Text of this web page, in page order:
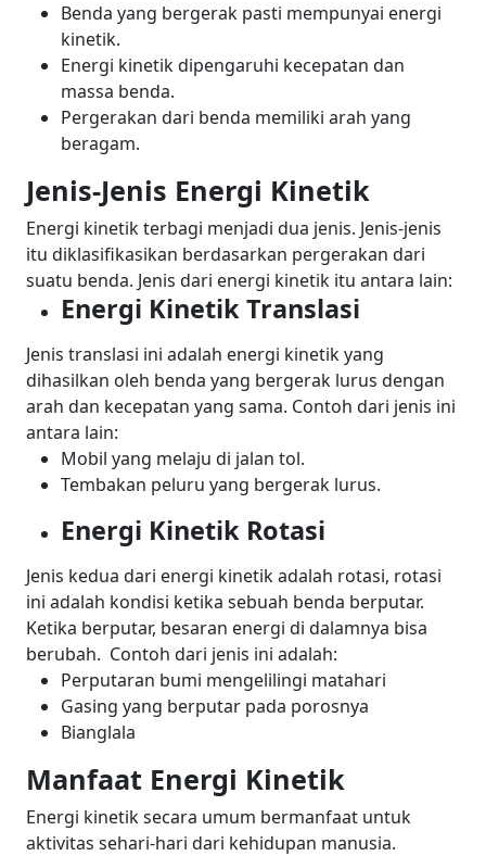
Benda yang bergerak pasti mempunyai energi
kinetik.
Energi kinetik dipengaruhi kecepatan dan
massa benda.
Pergerakan dari benda memiliki arah yang
beragam.
Jenis-Jenis Energi Kinetik
Energi kinetik terbagi menjadi dua jenis. Jenis-jenis
itu diklasifikasikan berdasarkan pergerakan dari
suatu benda. Jenis dari energi kinetik itu antara lain:
Energi Kinetik Translasi
Jenis translasi ini adalah energi kinetik yang
dihasilkan oleh benda yang bergerak lurus dengan
arah dan kecepatan yang sama. Contoh dari jenis ini
antara lain:
Mobil yang melaju di jalan tol.
Tembakan peluru yang bergerak lurus.
Energi Kinetik Rotasi
Jenis kedua dari energi kinetik adalah rotasi, rotasi
ini adalah kondisi ketika sebuah benda berputar.
Ketika berputar, besaran energi di dalamnya bisa
berubah. Contoh dari jenis ini adalah:
Perputaran bumi mengelilingi matahari
Gasing yang berputar pada porosnya
Bianglala
Manfaat Energi Kinetik
Energi kinetik secara umum bermanfaat untuk
aktivitas sehari-hari dari kehidupan manusia.